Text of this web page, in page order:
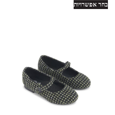
בחר אפשרויות